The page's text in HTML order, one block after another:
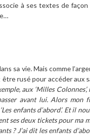
à ses textes de façon
sa vie. Mais comme
rusé pour accéder aux
aux ‘Milles
avant lui. Alors mon
enfants d’abord’. Et il
ses deux tickets pour ma
? J’ai dit les enfants